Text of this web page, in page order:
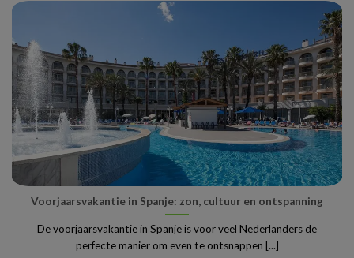
Voorjaarsvakantie in Spanje: zon, cultuur en ontspanning
De voorjaarsvakantie in Spanje is voor veel Nederlanders de
perfecte manier om even te ontsnappen [...]